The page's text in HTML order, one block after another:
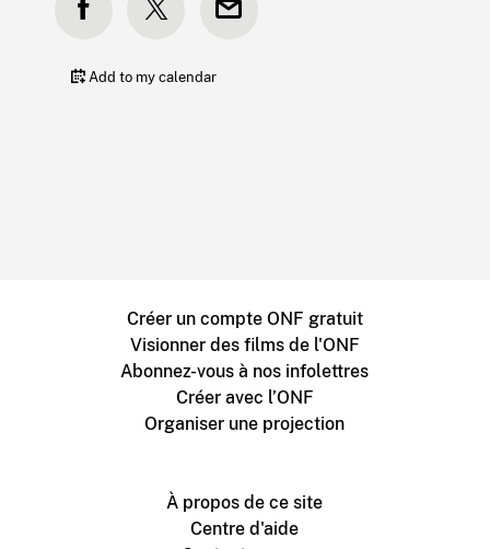
Add to my calendar
Créer un compte ONF gratuit
Visionner des films de l'ONF
Abonnez-vous à nos infolettres
Créer avec l’ONF
Organiser une projection
À propos de ce site
Centre d'aide